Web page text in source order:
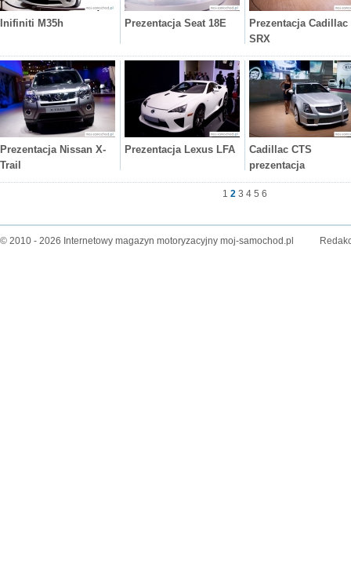
Inifiniti M35h Prezentacja Seat 18E
Prezentacja Cadillac
SRX
Prezentacja Nissan X-
Trail
Prezentacja Lexus LFA
Cadillac CTS
prezentacja
1 2 3 4 5 6
© 2010 - 2026 Internetowy magazyn motoryzacyjny moj-samochod.pl